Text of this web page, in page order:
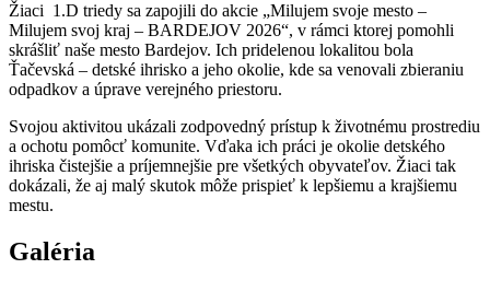
Žiaci 1.D triedy sa zapojili do akcie „Milujem svoje mesto –
Milujem svoj kraj – BARDEJOV 2026“, v rámci ktorej pomohli
skrášliť naše mesto Bardejov. Ich pridelenou lokalitou bola
Ťačevská – detské ihrisko a jeho okolie, kde sa venovali zbieraniu
odpadkov a úprave verejného priestoru.
Svojou aktivitou ukázali zodpovedný prístup k životnému prostrediu
a ochotu pomôcť komunite. Vďaka ich práci je okolie detského
ihriska čistejšie a príjemnejšie pre všetkých obyvateľov. Žiaci tak
dokázali, že aj malý skutok môže prispieť k lepšiemu a krajšiemu
mestu.
Galéria